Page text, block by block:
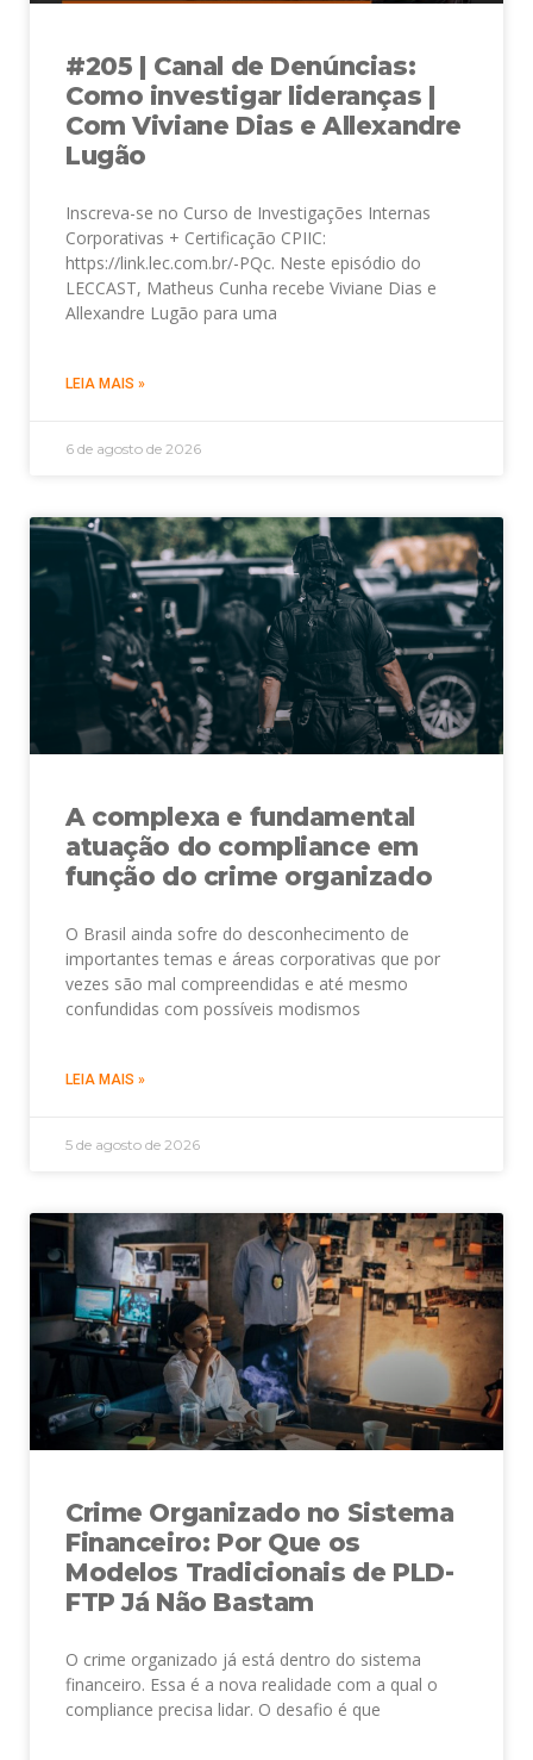
#205 | Canal de Denúncias:
Como investigar lideranças |
Com Viviane Dias e Allexandre
Lugão
Inscreva-se no Curso de Investigações Internas
Corporativas + Certificação CPIIC:
https://link.lec.com.br/-PQc. Neste episódio do
LECCAST, Matheus Cunha recebe Viviane Dias e
Allexandre Lugão para uma
LEIA MAIS »
6 de agosto de 2026
A complexa e fundamental
atuação do compliance em
função do crime organizado
O Brasil ainda sofre do desconhecimento de
importantes temas e áreas corporativas que por
vezes são mal compreendidas e até mesmo
confundidas com possíveis modismos
LEIA MAIS »
5 de agosto de 2026
Crime Organizado no Sistema
Financeiro: Por Que os
Modelos Tradicionais de PLD-
FTP Já Não Bastam
O crime organizado já está dentro do sistema
financeiro. Essa é a nova realidade com a qual o
compliance precisa lidar. O desafio é que